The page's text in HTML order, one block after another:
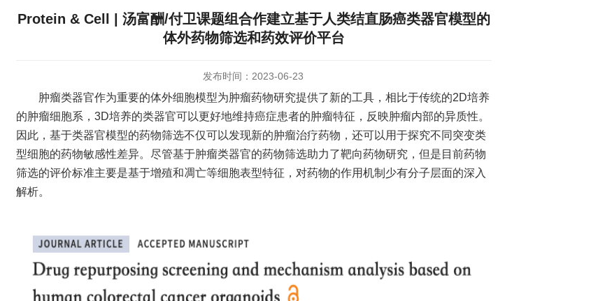
Protein & Cell | 汤富酬/付卫课题组合作建立基于人类结直肠癌类器官模型的
体外药物筛选和药效评价平台
发布时间：2023-06-23
肿瘤类器官作为重要的体外细胞模型为肿瘤药物研究提供了新的工具，相比于传统的2D培养
的肿瘤细胞系，3D培养的类器官可以更好地维持癌症患者的肿瘤特征，反映肿瘤内部的异质性。
因此，基于类器官模型的药物筛选不仅可以发现新的肿瘤治疗药物，还可以用于探究不同突变类
型细胞的药物敏感性差异。尽管基于肿瘤类器官的药物筛选助力了靶向药物研究，但是目前药物
筛选的评价标准主要是基于增殖和凋亡等细胞表型特征，对药物的作用机制少有分子层面的深入
解析。